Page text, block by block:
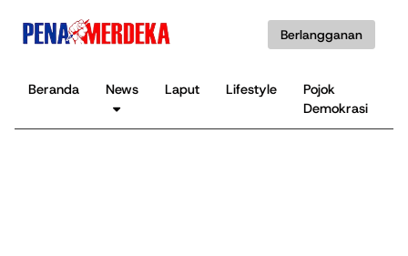
Berlangganan
Beranda News Laput Lifestyle
Pojok
Demokrasi